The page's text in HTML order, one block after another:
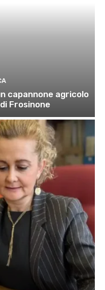
capannone agricolo
Frosinone